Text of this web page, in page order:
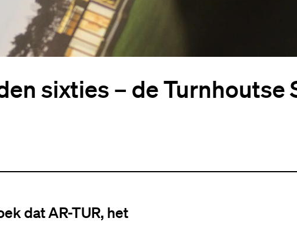
sixties – de Turnhoutse
dat AR-TUR, het